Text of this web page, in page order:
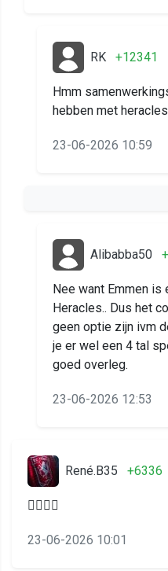
RK +12341
Hmm
hebben met
23-06-2026 10:59
Alibabba50
Nee want Emmen
Heracles.. Dus het
geen optie zijn ivm
je er wel een 4 tal
goed overleg.
23-06-2026 12:53
René.B35 +6336
👌🏻💪🏻
23-06-2026 10:01